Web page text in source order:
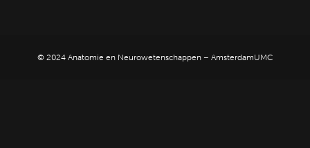
© 2024 Anatomie en Neurowetenschappen – AmsterdamUMC